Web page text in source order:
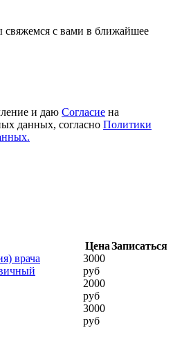
свяжемся с вами в ближайшее
и даю Согласие на
данных, согласно Политики
ЦенаЗаписаться
врача
3000
руб
2000
руб
3000
руб